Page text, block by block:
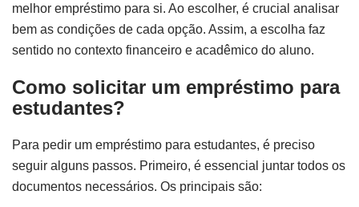
melhor empréstimo para si. Ao escolher, é crucial analisar
bem as condições de cada opção. Assim, a escolha faz
sentido no contexto financeiro e acadêmico do aluno.
Como solicitar um empréstimo para
estudantes?
Para pedir um empréstimo para estudantes, é preciso
seguir alguns passos. Primeiro, é essencial juntar todos os
documentos necessários. Os principais são: